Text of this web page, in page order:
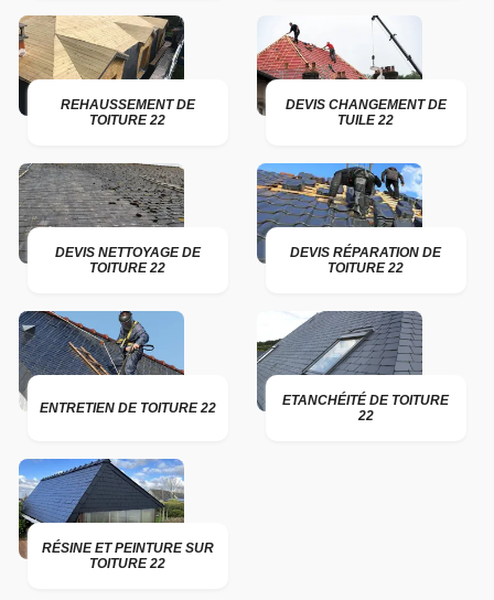
REHAUSSEMENT DE
TOITURE 22
DEVIS CHANGEMENT DE
TUILE 22
DEVIS NETTOYAGE DE
TOITURE 22
DEVIS RÉPARATION DE
TOITURE 22
ENTRETIEN DE TOITURE 22
ETANCHÉITÉ DE TOITURE
22
RÉSINE ET PEINTURE SUR
TOITURE 22